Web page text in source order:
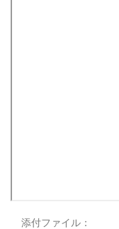
添付ファイル：